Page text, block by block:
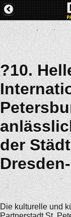
?10.
der
Die kulturelle und